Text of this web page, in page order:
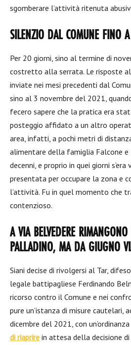
sgomberare l’attività ritenuta
SILENZIO DAL COMUNE FINO
Per 20 giorni, sino al termine di
costretto alla serrata. Le risposte
inviate nei mesi precedenti dal
sino al 3 novembre del 2021,
fecero sapere che la pratica era
posteggio affidato a un altro
area, infatti, a pochi metri di
alimentare della famiglia Falcone e
decenni, e proprio in quei giorni
presentata per occupare la zona e
l’attività. Fu in quel momento che
contenzioso.
A VIA BELVEDERE RIMANGONO
PALLADINO, MA DA GIUGNO
Siani decise di rivolgersi al Tar,
legale battipagliese Ferdinando
ricorso contro il Comune e nei
pure un’istanza di misure cautelari,
dicembre del 2021, con
di riaprire in attesa della decisione di